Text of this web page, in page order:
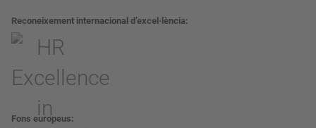
Reconeixement internacional d’excel·lència
Fons europeus